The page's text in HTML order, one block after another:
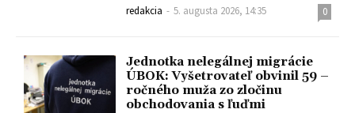
redakcia - 5. augusta 2026, 14:35 0
Jednotka nelegálnej migrácie
ÚBOK: Vyšetrovateľ obvinil 59 –
ročného muža zo zločinu
obchodovania s ľuďmi